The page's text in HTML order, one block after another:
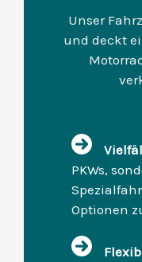
Unser
und deckt
PKWs,
Optionen